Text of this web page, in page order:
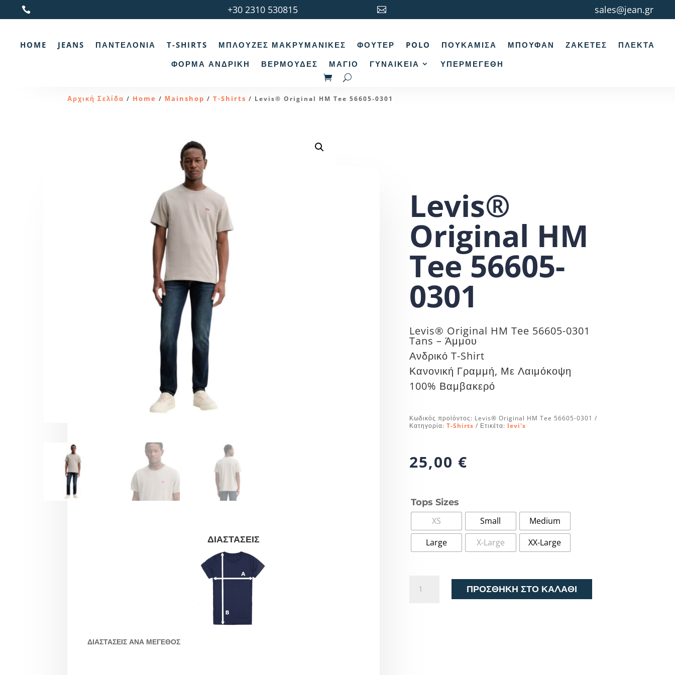
 +30 2310 530815  sales@jean.gr
HOME JEANS ΠΑΝΤΕΛΌΝΙΑ T-SHIRTS ΜΠΛΟΎΖΕΣ ΜΑΚΡΥΜΆΝΙΚΕΣ ΦΟΎΤΕΡ POLO ΠΟΥΚΆΜΙΣΑ ΜΠΟΥΦΆΝ ΖΑΚΈΤΕΣ
ΠΛΕΚΤΆ
ΦΌΡΜΑ ΑΝΔΡΙΚΉ
ΒΕΡΜΟΎΔΕΣ ΜΑΓΙΌ ΓΥΝΑΙΚΕΊΑ ΥΠΕΡΜΕΓΈΘΗ
Αρχική Σελίδα / Home / Μainshop /T-Shirts / Levis® Original HM Tee 56605-0301
ΔΙΑΣΤΑΣΕΙΣ
ΔΙΑΣΤΑΣΕΙΣ ΑΝΑ ΜΕΓΕΘΟΣ
Levis®
Original HM
Tee 56605-
0301
Levis® Original HM Tee 56605-0301
Tans – Άμμου
Ανδρικό T-Shirt
Κανονική Γραμμή, Με Λαιμόκοψη
100% Βαμβακερό
Κωδικός προϊόντος: Levis® Original HM Tee 56605-0301
Κατηγορία: T-Shirts Ετικέτα: levi's
25,00 €
Tops Sizes
XS
Small
Medium
Large
X-Large XX-Large
Original
ΠΡΟΣΘΉΚΗ ΣΤΟ ΚΑΛΆΘΙ